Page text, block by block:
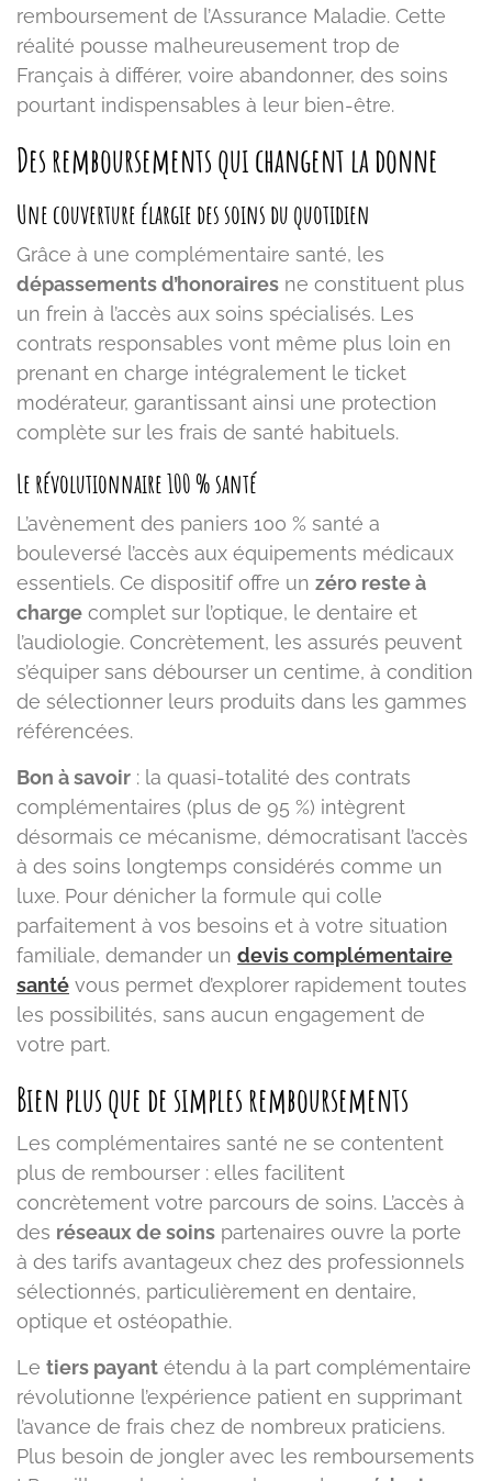
remboursement de l’Assurance Maladie. Cette
réalité pousse malheureusement trop de
Français à différer, voire abandonner, des soins
pourtant indispensables à leur bien-être.
Des remboursements qui changent la donne
Une couverture élargie des soins du quotidien
Grâce à une complémentaire santé, les
dépassements d’honoraires ne constituent plus
un frein à l’accès aux soins spécialisés. Les
contrats responsables vont même plus loin en
prenant en charge intégralement le ticket
modérateur, garantissant ainsi une protection
complète sur les frais de santé habituels.
Le révolutionnaire 100 % santé
L’avènement des paniers 100 % santé a
bouleversé l’accès aux équipements médicaux
essentiels. Ce dispositif offre un zéro reste à
charge complet sur l’optique, le dentaire et
l’audiologie. Concrètement, les assurés peuvent
s’équiper sans débourser un centime, à condition
de sélectionner leurs produits dans les gammes
référencées.
Bon à savoir : la quasi-totalité des contrats
complémentaires (plus de 95 %) intègrent
désormais ce mécanisme, démocratisant l’accès
à des soins longtemps considérés comme un
luxe. Pour dénicher la formule qui colle
parfaitement à vos besoins et à votre situation
familiale, demander un devis complémentaire
santé vous permet d’explorer rapidement toutes
les possibilités, sans aucun engagement de
votre part.
Bien plus que de simples remboursements
Les complémentaires santé ne se contentent
plus de rembourser : elles facilitent
concrètement votre parcours de soins. L’accès à
des réseaux de soins partenaires ouvre la porte
à des tarifs avantageux chez des professionnels
sélectionnés, particulièrement en dentaire,
optique et ostéopathie.
Le tiers payant étendu à la part complémentaire
révolutionne l’expérience patient en supprimant
l’avance de frais chez de nombreux praticiens.
Plus besoin de jongler avec les remboursements